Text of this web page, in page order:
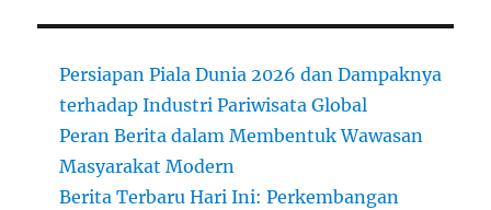
Persiapan Piala Dunia 2026 dan Dampaknya
terhadap Industri Pariwisata Global
Peran Berita dalam Membentuk Wawasan
Masyarakat Modern
Berita Terbaru Hari Ini: Perkembangan